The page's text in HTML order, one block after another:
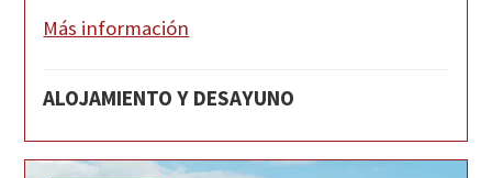
Más información
ALOJAMIENTO Y DESAYUNO